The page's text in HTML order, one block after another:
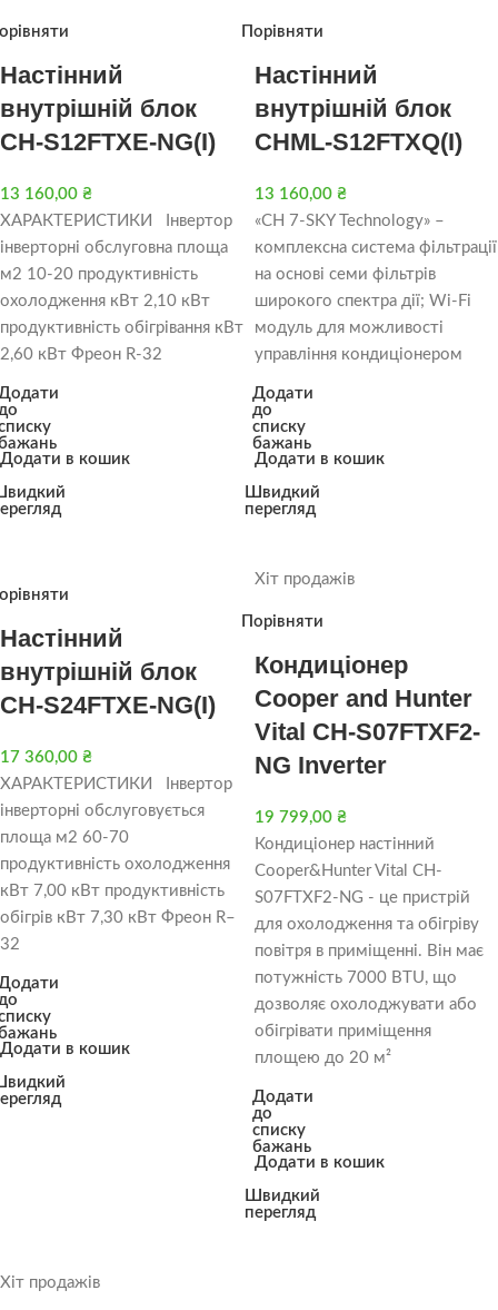
Настінний
внутрішній блок
CH-S12FTXE-NG(I)
13 160,00 ₴
ХАРАКТЕРИСТИКИ Інвертор
інверторні обслуговна площа
м2 10-20 продуктивність
охолодження кВт 2,10 кВт
продуктивність обігрівання кВт
2,60 кВт Фреон R-32
Додати в кошик
Порівняти
Настінний
внутрішній блок
CHML-S12FTXQ(I)
13 160,00 ₴
«CH 7-SKY Technology» –
комплексна система фільтрації
на основі семи фільтрів
широкого спектра дії; Wi-Fi
модуль для можливості
управління кондиціонером
Додати
до
списку
бажань
Додати в кошик
Швидкий
перегляд
Настінний
внутрішній блок
CH-S24FTXE-NG(I)
17 360,00 ₴
ХАРАКТЕРИСТИКИ Інвертор
інверторні обслуговується
площа м2 60-70
продуктивність охолодження
кВт 7,00 кВт продуктивність
обігрів кВт 7,30 кВт Фреон R–
32
Додати в кошик
Хіт продажів
Порівняти
Кондиціонер
Cooper and Hunter
Vital CH-S07FTXF2-
NG Inverter
19 799,00 ₴
Кондиціонер настінний
Cooper&Hunter Vital CH-
S07FTXF2-NG - це пристрій
для охолодження та обігріву
повітря в приміщенні. Він має
потужність 7000 BTU, що
дозволяє охолоджувати або
обігрівати приміщення
площею до 20 м²
Додати
до
списку
бажань
Додати в кошик
Швидкий
перегляд
Хіт продажів